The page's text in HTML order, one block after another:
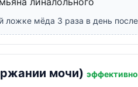
ложке мёда 3 раза в день
мочи)